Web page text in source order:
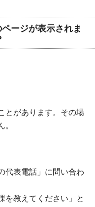
ージが表示されま
とがあります。その場
。
代表電話」に問い合わ
を教えてください」と